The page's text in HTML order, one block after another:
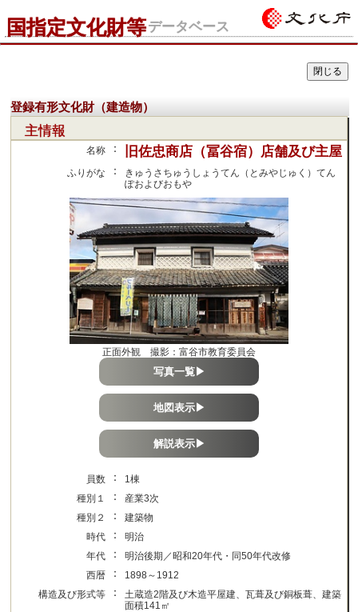
国指定文化財等データベース
登録有形文化財（建造物）
主情報
名称 ： 旧佐忠商店（冨谷宿）店舗及び主屋
ふりがな ：
きゅうさちゅうしょうてん（とみやじゅく）てん
ぽおよびおもや
正面外観 撮影：富谷市教育委員会
写真一覧▶
地図表示▶
解説表示▶
員数 ：
1棟
種別１
：
産業3次
種別２
：
建築物
時代
：
明治
年代
：
明治後期／昭和20年代・同50年代改修
西暦
：
1898～1912
構造及び形式等
：
土蔵造2階及び木造平屋建、瓦葺及び銅板葺、建築
面積141㎡